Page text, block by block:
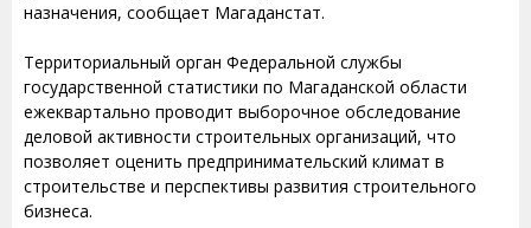
назначения, сообщает Магаданстат.
Территориальный орган Федеральной службы
государственной статистики по Магаданской области
ежеквартально проводит выборочное обследование
деловой активности строительных организаций, что
позволяет оценить предпринимательский климат в
строительстве и перспективы развития строительного
бизнеса.